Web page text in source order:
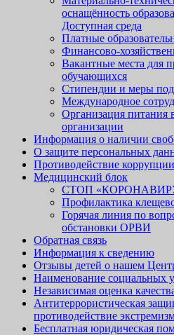
оснащённость
Доступная среда
Платные
Финансово-
Вакантные места для
обучающихся
Стипендии и меры
Международное
Организация питания
организации
Информация о наличии
О защите персональных
Противодействие коррупции
Медицинский блок
СТОП
Профилактика
Горячая линия по
обстановки ОРВИ
Обратная связь
Информация к сведению
Отзывы детей о нашем
Наименование социальных
Независимая оценка
Антитеррористическая
противодействие
Бесплатная юридическая